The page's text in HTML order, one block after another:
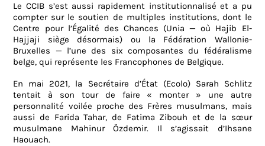
Le CCIB s’est aussi rapidement institutionnalisé et a pu
compter sur le soutien de multiples institutions, dont le
Centre pour l’Égalité des Chances (Unia — où Hajib El-
Hajjaji siège désormais) ou la Fédération Wallonie-
Bruxelles — l’une des six composantes du fédéralisme
belge, qui représente les Francophones de Belgique.
En mai 2021, la Secrétaire d’État (Ecolo) Sarah Schlitz
tentait à son tour de faire « monter » une autre
personnalité voilée proche des Frères musulmans, mais
aussi de Farida Tahar, de Fatima Zibouh et de la sœur
musulmane Mahinur Özdemir. Il s’agissait d’Ihsane
Haouach.